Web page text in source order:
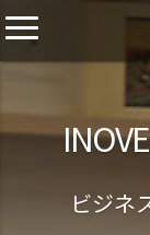
ビジネ